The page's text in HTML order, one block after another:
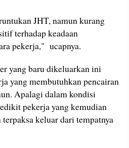
JHT, namun kurang
terhadap keadaan
pekerja," ucapnya.
yang baru dikeluarkan ini
yang membutuhkan pencairan
Apalagi dalam kondisi
pekerja yang kemudian
keluar dari tempatnya